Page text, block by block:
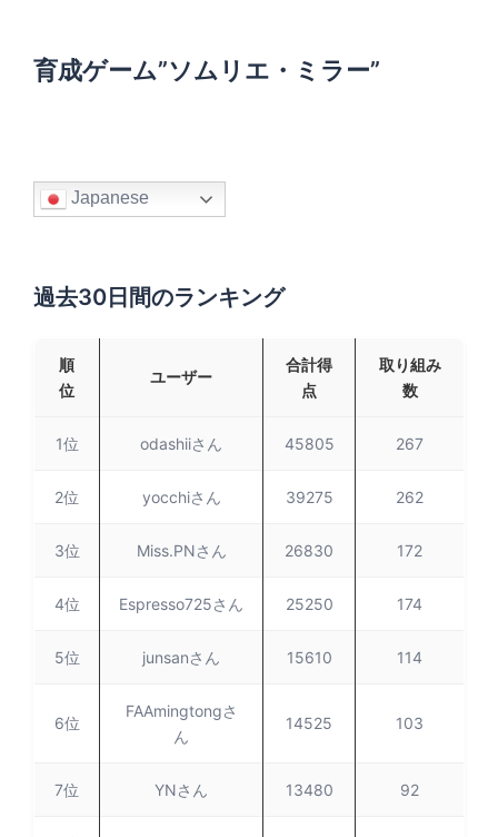
育成ゲーム”ソムリエ・ミラー”
Japanese
過去30日間のランキング
順
位
ユーザー
合計得
点
取り組み
数
1位 odashiiさん 45805 267
2位 yocchiさん 39275 262
3位 Miss.PNさん 26830 172
4位 Espresso725さん 25250 174
5位 junsanさん 15610 114
6位
FAAmingtongさ
ん
14525 103
7位 YNさん 13480 92